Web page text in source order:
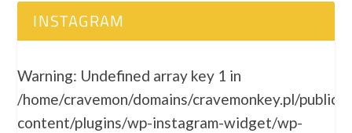
INSTAGRAM
Warning: Undefined array key 1 in
/home/cravemon/domains/cravemonkey.pl/
content/plugins/wp-instagram-widget/wp-